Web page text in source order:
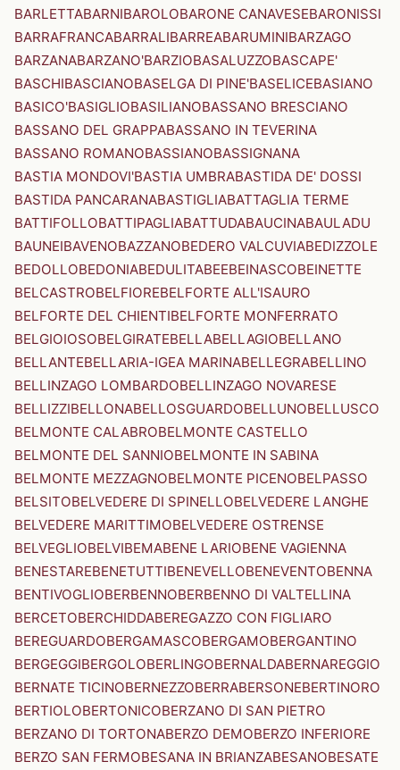
BARLETTABARNIBAROLOBARONE CANAVESEBARONISSI
BARRAFRANCABARRALIBARREABARUMINIBARZAGO
BARZANABARZANO'BARZIOBASALUZZOBASCAPE'
BASCHIBASCIANOBASELGA DI PINE'BASELICEBASIANO
BASICO'BASIGLIOBASILIANOBASSANO BRESCIANO
BASSANO DEL GRAPPABASSANO IN TEVERINA
BASSANO ROMANOBASSIANOBASSIGNANA
BASTIA MONDOVI'BASTIA UMBRABASTIDA DE' DOSSI
BASTIDA PANCARANABASTIGLIABATTAGLIA TERME
BATTIFOLLOBATTIPAGLIABATTUDABAUCINABAULADU
BAUNEIBAVENOBAZZANOBEDERO VALCUVIABEDIZZOLE
BEDOLLOBEDONIABEDULITABEEBEINASCOBEINETTE
BELCASTROBELFIOREBELFORTE ALL'ISAURO
BELFORTE DEL CHIENTIBELFORTE MONFERRATO
BELGIOIOSOBELGIRATEBELLABELLAGIOBELLANO
BELLANTEBELLARIA-IGEA MARINABELLEGRABELLINO
BELLINZAGO LOMBARDOBELLINZAGO NOVARESE
BELLIZZIBELLONABELLOSGUARDOBELLUNOBELLUSCO
BELMONTE CALABROBELMONTE CASTELLO
BELMONTE DEL SANNIOBELMONTE IN SABINA
BELMONTE MEZZAGNOBELMONTE PICENOBELPASSO
BELSITOBELVEDERE DI SPINELLOBELVEDERE LANGHE
BELVEDERE MARITTIMOBELVEDERE OSTRENSE
BELVEGLIOBELVIBEMABENE LARIOBENE VAGIENNA
BENESTAREBENETUTTIBENEVELLOBENEVENTOBENNA
BENTIVOGLIOBERBENNOBERBENNO DI VALTELLINA
BERCETOBERCHIDDABEREGAZZO CON FIGLIARO
BEREGUARDOBERGAMASCOBERGAMOBERGANTINO
BERGEGGIBERGOLOBERLINGOBERNALDABERNAREGGIO
BERNATE TICINOBERNEZZOBERRABERSONEBERTINORO
BERTIOLOBERTONICOBERZANO DI SAN PIETRO
BERZANO DI TORTONABERZO DEMOBERZO INFERIORE
BERZO SAN FERMOBESANA IN BRIANZABESANOBESATE